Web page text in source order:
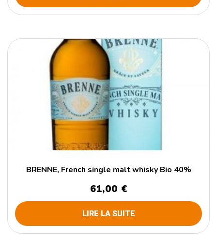
BRENNE, French single malt whisky Bio 40%
61,00 €
LIRE LA SUITE